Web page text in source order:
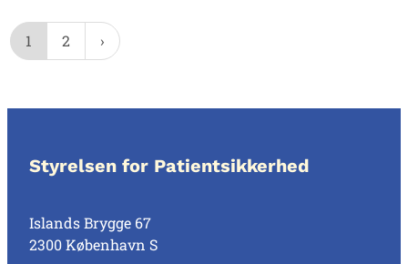
1 2
Styrelsen for Patientsikkerhed
Islands Brygge 67
2300 København S